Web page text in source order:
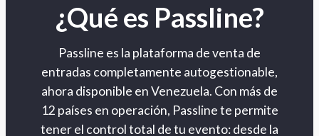
¿Qué es Passline?
Passline es la plataforma de venta de
entradas completamente autogestionable,
ahora disponible en Venezuela. Con más de
12 países en operación, Passline te permite
tener el control total de tu evento: desde la